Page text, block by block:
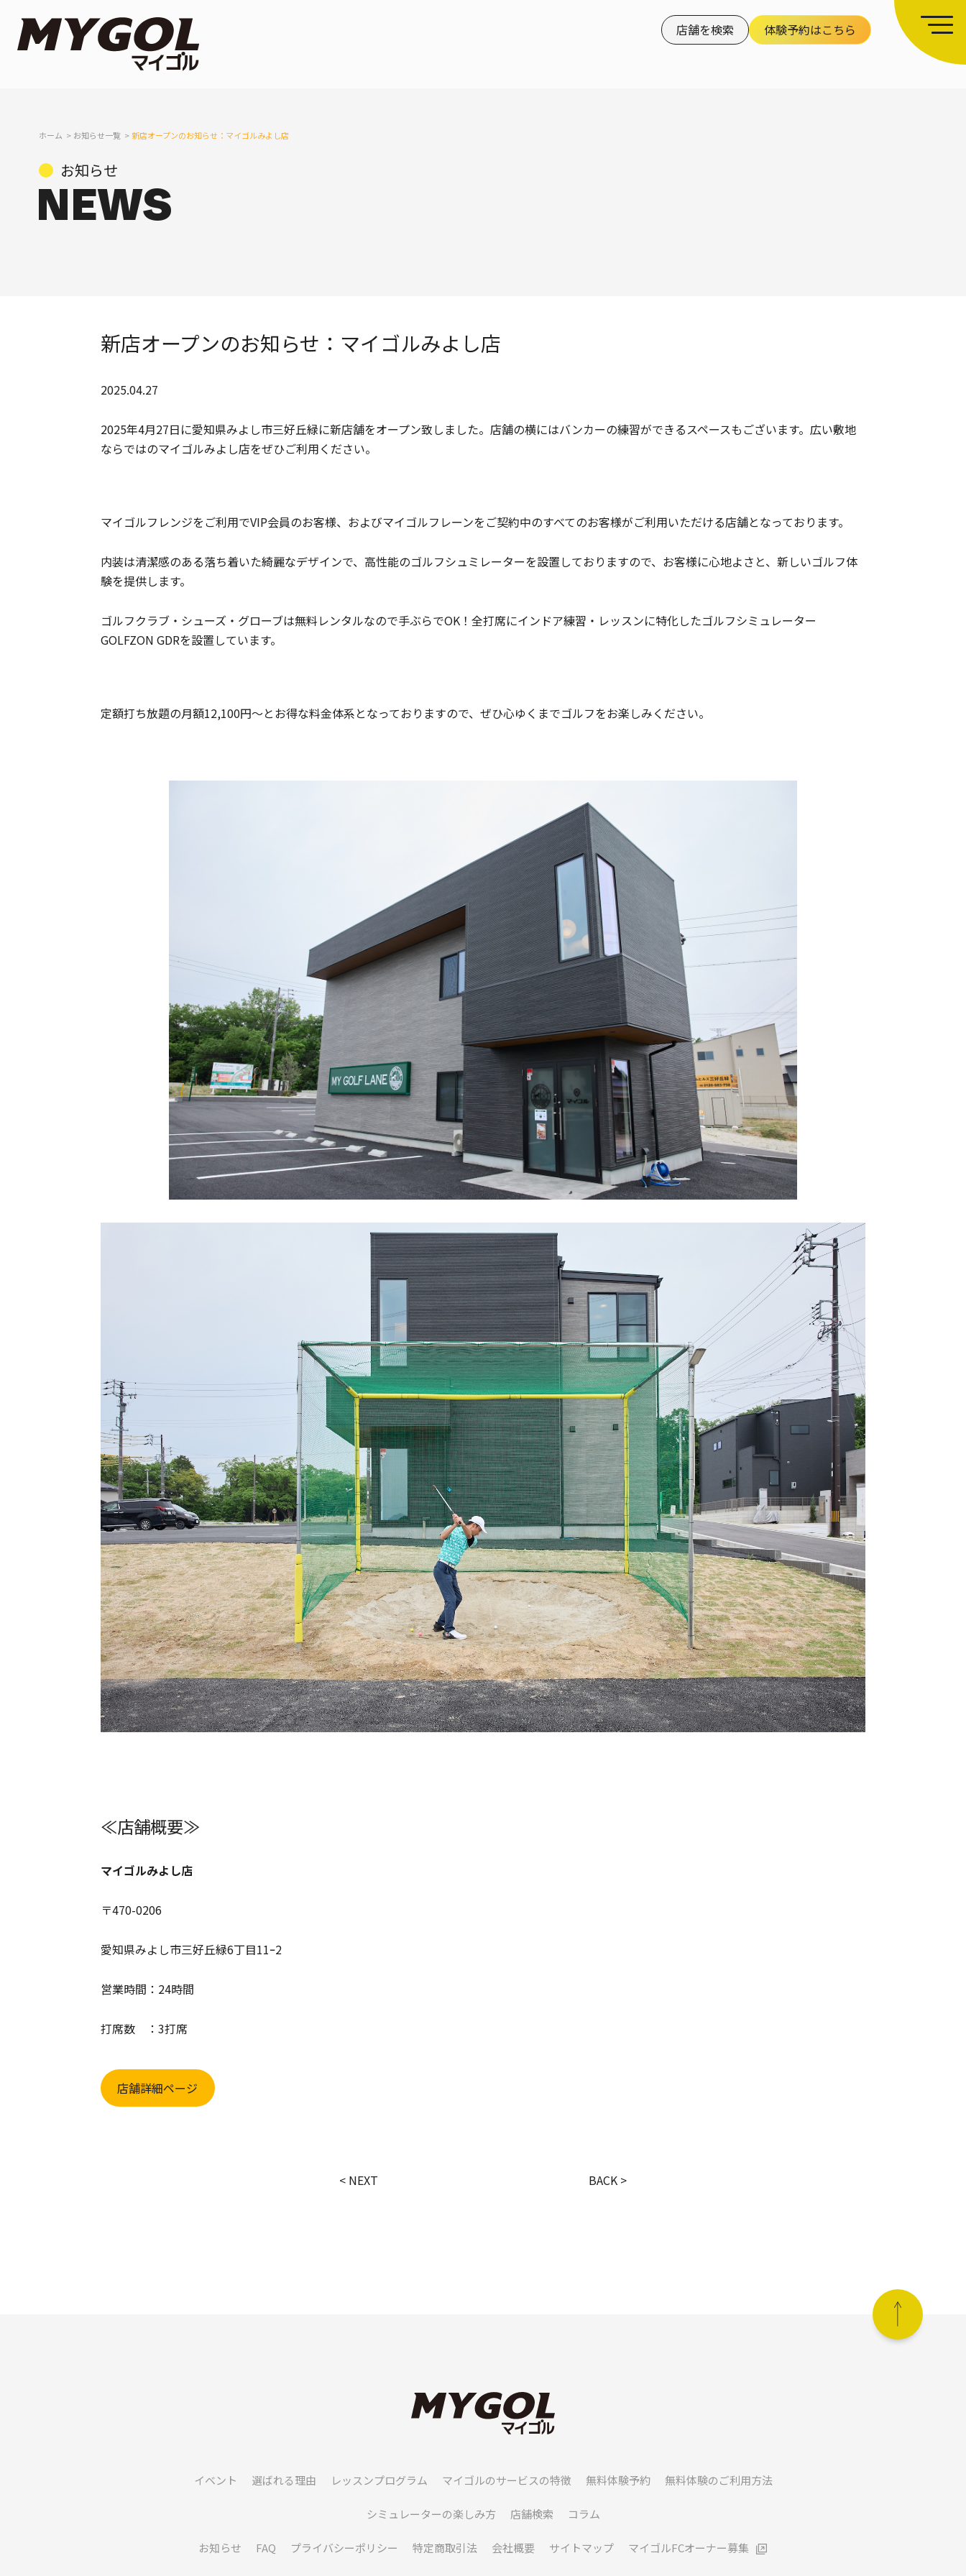
店舗を検索 体験予約はこちら
ホーム お知らせ一覧 新店オープンのお知らせ：マイゴルみよし店
お知らせ
新店オープンのお知らせ：マイゴルみよし店
2025.04.27
2025年4月27日に愛知県みよし市三好丘緑に新店舗をオープン致しました。店舗の横にはバンカーの練習ができるスペースもございます。広い敷地
ならではのマイゴルみよし店をぜひご利用ください。
マイゴルフレンジをご利用でVIP会員のお客様、およびマイゴルフレーンをご契約中のすべてのお客様がご利用いただける店舗となっております。
内装は清潔感のある落ち着いた綺麗なデザインで、高性能のゴルフシュミレーターを設置しておりますので、お客様に心地よさと、新しいゴルフ体
験を提供します。
ゴルフクラブ・シューズ・グローブは無料レンタルなので手ぶらでOK！全打席にインドア練習・レッスンに特化したゴルフシミュレーター
GOLFZON GDRを設置しています。
定額打ち放題の月額12,100円～とお得な料金体系となっておりますので、ぜひ心ゆくまでゴルフをお楽しみください。
≪店舗概要≫
マイゴルみよし店
〒470-0206
愛知県みよし市三好丘緑6丁目11ｰ2
営業時間：24時間
打席数 ：3打席
店舗詳細ページ
< NEXT BACK >
イベント 選ばれる理由 レッスンプログラム マイゴルのサービスの特徴 無料体験予約 無料体験のご利用方法
シミュレーターの楽しみ方 店舗検索 コラム
お知らせ FAQ プライバシーポリシー 特定商取引法 会社概要 サイトマップ マイゴルFCオーナー募集